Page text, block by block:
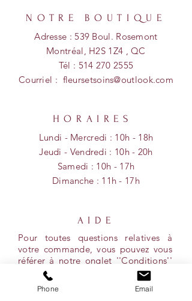
NOTRE BOUTIQUE
Adresse : 539 Boul. Rosemont
Montréal, H2S 1Z4 , QC
Tél : 514 270 2555
Courriel : fleursetsoins@outlook.com
HORAIRES
Lundi - Mercredi : 10h - 18h
​​Jeudi - Vendredi : 10h - 20h
​Samedi : 10h - 17h
Dimanche : 11h - 17h
AIDE
Pour toutes questions relatives à
votre commande, vous pouvez vous
référer à notre onglet ''Conditions''
ou simplement nous contacter par
courriel, par téléphone ou via nos
réseaux sociaux!
Phone Email